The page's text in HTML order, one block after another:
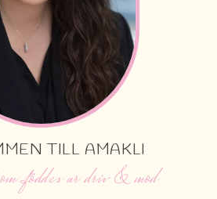
TILL AMAKLI
föddes ur driv & mod